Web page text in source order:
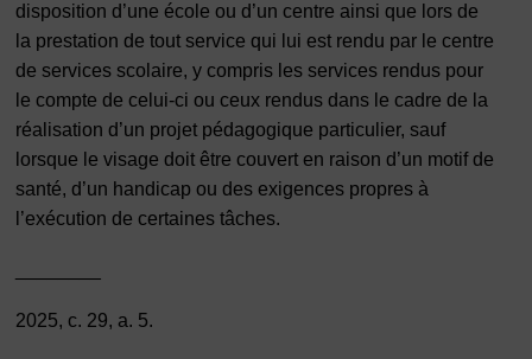
disposition d’une école ou d’un centre ainsi que lors de
la prestation de tout service qui lui est rendu par le centre
de services scolaire, y compris les services rendus pour
le compte de celui-ci ou ceux rendus dans le cadre de la
réalisation d’un projet pédagogique particulier, sauf
lorsque le visage doit être couvert en raison d’un motif de
santé, d’un handicap ou des exigences propres à
l’exécution de certaines tâches.
2025, c. 29, a. 5.